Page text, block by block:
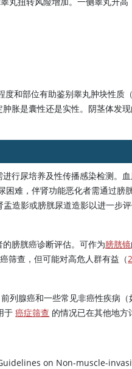
和部位有助鉴别睾丸肿块性质
胀是囊性还是实性。阴茎体发
行尿培养及性传播感染检测。
困难，伴肾功能恶化者需通过膀
造影或膀胱尿道造影以进一步
膀胱癌诊断评估。可作为膀胱镜
筛查，但可能对高危人群有益（2
列腺癌和一些常见非癌性疾病（
于癌症筛查 的情况已在其他地方
on Non-muscle-